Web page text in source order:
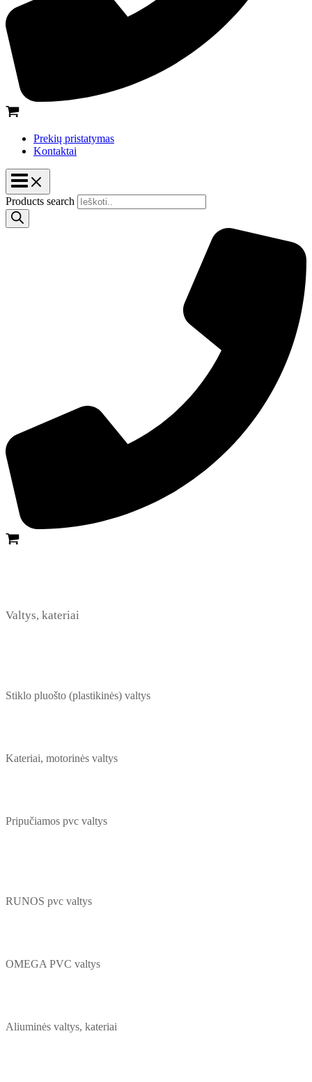
Prekių pristatymas
Kontaktai
Products search
Valtys, kateriai
Stiklo pluošto (plastikinės) valtys
Kateriai, motorinės valtys
Pripučiamos pvc valtys
RUNOS pvc valtys
OMEGA PVC valtys
Aliuminės valtys, kateriai